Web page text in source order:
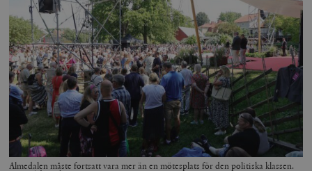
Almedalen måste fortsatt vara mer än en mötesplats för den politiska klassen.